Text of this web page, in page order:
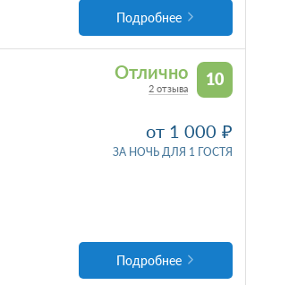
Подробнее
10
Отлично
2 отзыва
от 1 000
ЗА НОЧЬ ДЛЯ 1 ГОСТЯ
Подробнее